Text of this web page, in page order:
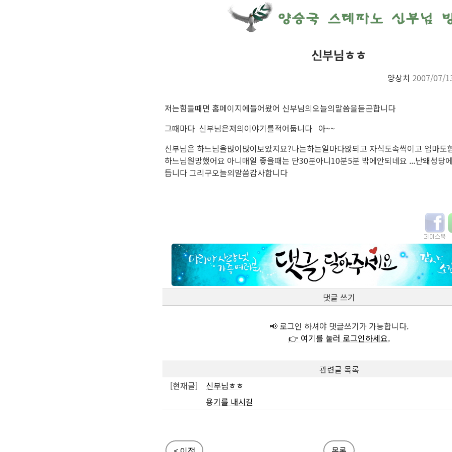
신부님ㅎㅎ
양상치 2007/07/
저는힘들때면 홈페이지에들어왔어 신부님의오늘의말씀을듣곤합니다
그때마다 신부님은저의이야기를적어둡니다 아~~
신부님은 하느님을많이많이보았지요?나는하는일마다않되고 자식도속썩이고 엄마도
하느님원망했어요 아니매일 좋을때는 단30분아니10분5분 밖에안되네요 ...난왜성당
듭니다 그리구오늘의말씀감사합니다
댓글 쓰기
📢 로그인 하셔야 댓글쓰기가 가능합니다.
👉 여기를 눌러 로그인하세요.
관련글 목록
[현재글]
신부님ㅎㅎ
용기를 내시길